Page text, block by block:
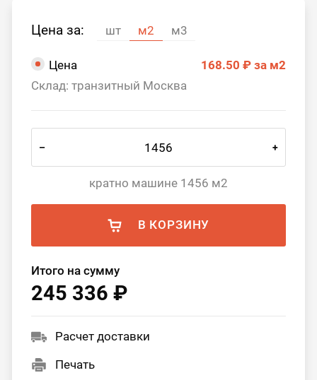
Цена за: шт м2 м3
Цена 168.50 ₽ за м2
Склад: транзитный Москва
– +
кратно машине 1456 м2
В КОРЗИНУ
Итого на сумму
245 336 ₽
Расчет доставки
Печать